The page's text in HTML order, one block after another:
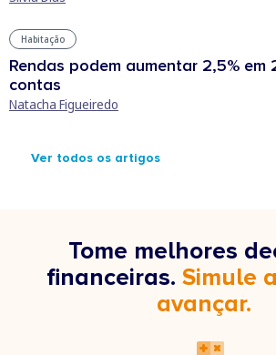
Habitação
Rendas podem aumentar 2,5% em
contas
Natacha Figueiredo
Ver todos os artigos
Tome melhores
financeiras. Simule
avançar.